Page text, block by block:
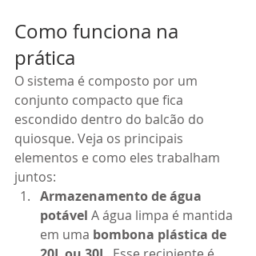
Como funciona na
prática
O sistema é composto por um
conjunto compacto que fica
escondido dentro do balcão do
quiosque. Veja os principais
elementos e como eles trabalham
juntos:
Armazenamento de água
potável A água limpa é mantida
em uma bombona plástica de